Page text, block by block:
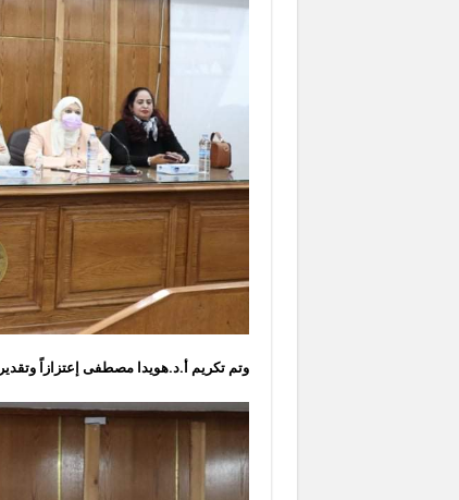
وتم تكريم أ.د.هويدا مصطفى إعتزازاً